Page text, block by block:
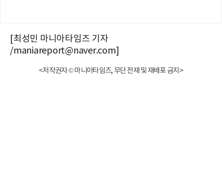
[최성민 마니아타임즈 기자
/maniareport@naver.com]
<저작권자 © 마니아타임즈, 무단 전재 및 재배포 금지>